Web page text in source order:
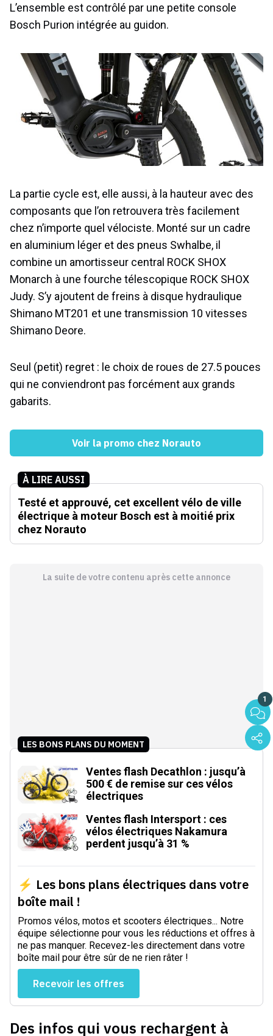
L’ensemble est contrôlé par une petite console
Bosch Purion intégrée au guidon.
La partie cycle est, elle aussi, à la hauteur avec des
composants que l’on retrouvera très facilement
chez n’importe quel vélociste. Monté sur un cadre
en aluminium léger et des pneus Swhalbe, il
combine un amortisseur central ROCK SHOX
Monarch à une fourche télescopique ROCK SHOX
Judy. S’y ajoutent de freins à disque hydraulique
Shimano MT201 et une transmission 10 vitesses
Shimano Deore.
Seul (petit) regret : le choix de roues de 27.5 pouces
qui ne conviendront pas forcément aux grands
gabarits.
Voir la promo chez Norauto
À LIRE AUSSI
Testé et approuvé, cet excellent vélo de ville
électrique à moteur Bosch est à moitié prix
chez Norauto
La suite de votre contenu après cette annonce
1
LES BONS PLANS DU MOMENT
Ventes flash Decathlon : jusqu’à
500 € de remise sur ces vélos
électriques
Ventes flash Intersport : ces
vélos électriques Nakamura
perdent jusqu’à 31 %
⚡ Les bons plans électriques dans votre
boîte mail !
Promos vélos, motos et scooters électriques... Notre
équipe sélectionne pour vous les réductions et offres à
ne pas manquer. Recevez-les directement dans votre
boîte mail pour être sûr de ne rien râter !
Recevoir les offres
Des infos qui vous rechargent à